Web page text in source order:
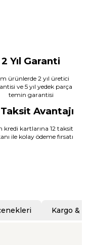
2 Yıl Garanti
ürünlerde 2 yıl üretici
ve 5 yıl yedek parça
temin garantisi
Taksit Avantajı
kredi kartlarına 12 taksit
ile kolay ödeme fırsatı
Kargo &